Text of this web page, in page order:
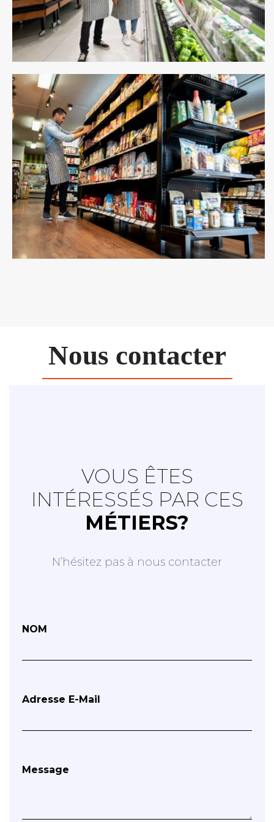
Nous contacter
VOUS ÊTES
INTÉRESSÉS PAR CES
MÉTIERS?
N’hésitez pas à nous contacter
NOM
Adresse E-Mail
Message